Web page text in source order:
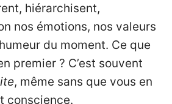
hiérarchisent,
nos émotions, nos valeurs
du moment. Ce que
premier ? C’est souvent
, même sans que vous en
conscience.